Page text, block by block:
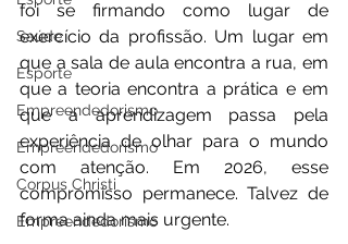
Saúde
Esporte
Empreendedorismo
Empreendedorismo
Corpus Christi
Empreendedorismo
foi se firmando como lugar de
exercício da profissão. Um lugar em
que a sala de aula encontra a rua, em
que a teoria encontra a prática e em
que a aprendizagem passa pela
experiência de olhar para o mundo
com atenção. Em 2026, esse
compromisso permanece. Talvez de
forma ainda mais urgente.